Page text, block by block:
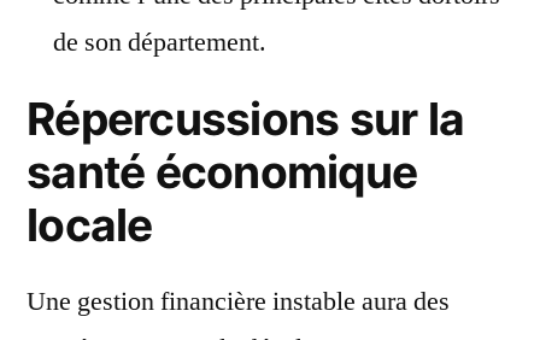
de son département.
Répercussions sur la
santé économique
locale
Une gestion financière instable aura des